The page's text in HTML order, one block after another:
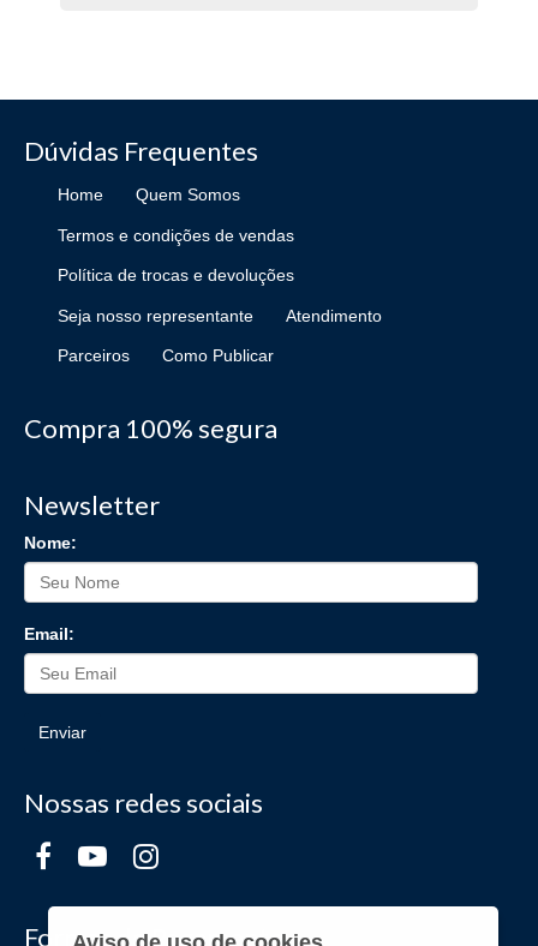
Dúvidas Frequentes
Home Quem Somos
Termos e condições de vendas
Política de trocas e devoluções
Seja nosso representante Atendimento
Parceiros Como Publicar
Compra 100% segura
Newsletter
Nome:
Email:
Enviar
Nossas redes sociais
Formas de Pagamento